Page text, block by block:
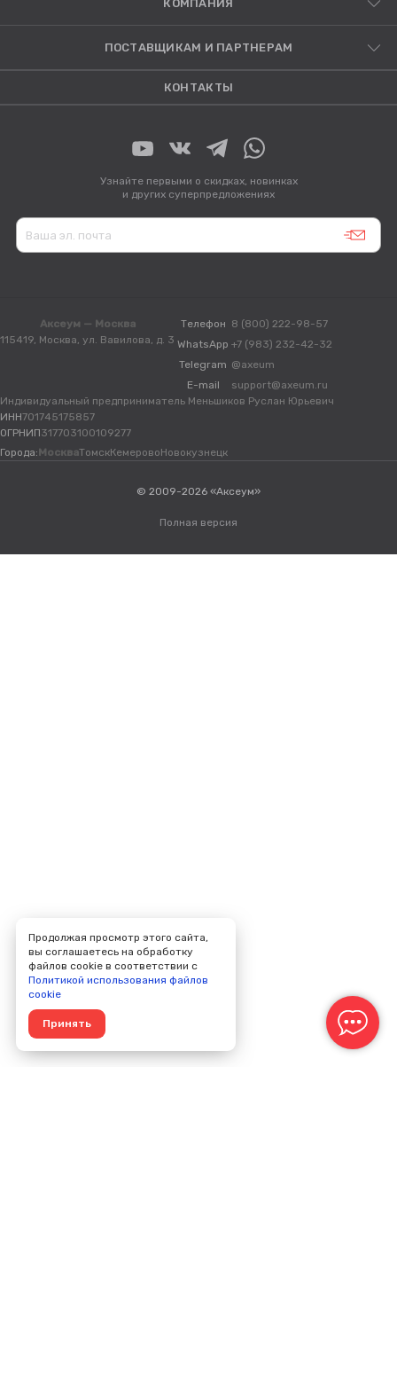
КОМПАНИЯ
ПОСТАВЩИКАМ И ПАРТНЕРАМ
КОНТАКТЫ
Узнайте первыми о скидках, новинках
и других суперпредложениях
Аксеум — Москва
115419, Москва, ул. Вавилова, д. 3
Телефон 8 (800) 222-98-57
WhatsApp +7 (983) 232-42-32
Telegram @axeum
E-mail
support@axeum.ru
Индивидуальный предприниматель Меньшиков Руслан Юрьевич
ИНН701745175857
ОГРНИП317703100109277
Города: МоскваТомскКемеровоНовокузнецк
© 2009-2026 «Аксеум»
Полная версия
Продолжая просмотр этого сайта,
вы соглашаетесь на обработку
файлов cookie в соответствии с
Политикой использования файлов
cookie
Принять